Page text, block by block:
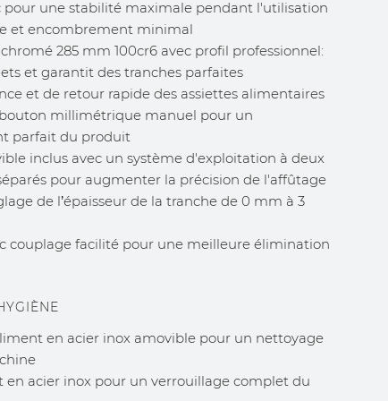
pour une stabilité maximale pendant l'utilisation
et encombrement minimal
285 mm 100cr6 avec profil professionnel:
et garantit des tranches parfaites
et de retour rapide des assiettes alimentaires
millimétrique manuel pour un
parfait du produit
inclus avec un système d'exploitation à deux
pour augmenter la précision de l'affûtage
de l’épaisseur de la tranche de 0 mm à 3
couplage facilité pour une meilleure élimination
en acier inox amovible pour un nettoyage
en acier inox pour un verrouillage complet du